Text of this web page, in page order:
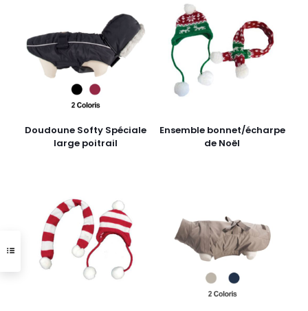
Doudoune Softy Spéciale
large poitrail
Ensemble bonnet/écharpe
de Noël